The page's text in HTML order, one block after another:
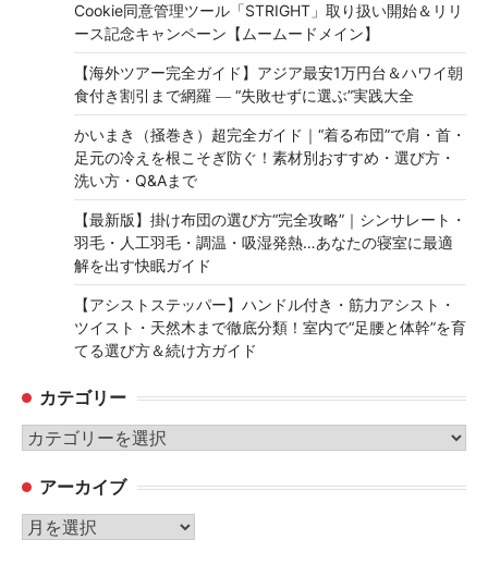
Cookie同意管理ツール「STRIGHT」取り扱い開始＆リリ
ース記念キャンペーン【ムームードメイン】
【海外ツアー完全ガイド】アジア最安1万円台＆ハワイ朝
食付き割引まで網羅 ― “失敗せずに選ぶ”実践大全
かいまき（掻巻き）超完全ガイド｜“着る布団”で肩・首・
足元の冷えを根こそぎ防ぐ！素材別おすすめ・選び方・
洗い方・Q&Aまで
【最新版】掛け布団の選び方“完全攻略”｜シンサレート・
羽毛・人工羽毛・調温・吸湿発熱…あなたの寝室に最適
解を出す快眠ガイド
【アシストステッパー】ハンドル付き・筋力アシスト・
ツイスト・天然木まで徹底分類！室内で“足腰と体幹”を育
てる選び方＆続け方ガイド
カテゴリー
カ
ゴ
リ
ー
アーカイブ
ア